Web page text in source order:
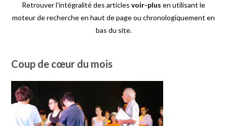
Retrouver l'intégralité des articles voir-plus en utilisant le
moteur de recherche en haut de page ou chronologiquement en
bas du site.
Coup de cœur du mois